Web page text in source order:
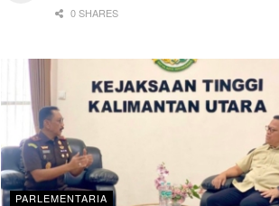
0 SHARES
PARLEMENTARIA